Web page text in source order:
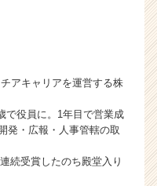
アキャリアを運営する株
で役員に。1年目で営業成
発・広報・人事管轄の取
続受賞したのち殿堂入り